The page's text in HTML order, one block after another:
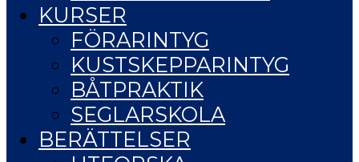
KURSER
FÖRARINTYG
KUSTSKEPPARINTYG
BÅTPRAKTIK
SEGLARSKOLA
BERÄTTELSER